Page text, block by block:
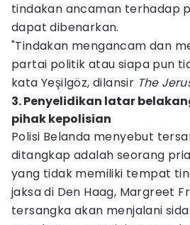
tindakan ancaman terhadap
dapat dibenarkan.
"Tindakan mengancam dan
partai politik atau siapa pun
kata Yeşilgöz, dilansir The
3. Penyelidikan latar
pihak kepolisian
Polisi Belanda menyebut
ditangkap adalah seorang
yang tidak memiliki tempat
jaksa di Den Haag, Margreet
tersangka akan menjalani